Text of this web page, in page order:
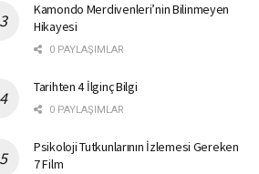
Kamondo Merdivenleri’nin Bilinmeyen
Hikayesi
0 PAYLAŞIMLAR
Tarihten 4 İlginç Bilgi
0 PAYLAŞIMLAR
Psikoloji Tutkunlarının İzlemesi Gereken
7 Film